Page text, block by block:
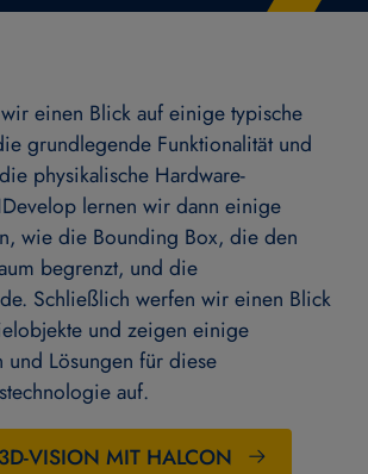
einen Blick auf einige typische
grundlegende Funktionalität und
physikalische Hardware-
lernen wir dann einige
wie die Bounding Box, die den
begrenzt, und die
Schließlich werfen wir einen Blick
und zeigen einige
und Lösungen für diese
auf.
VISION MIT HALCON